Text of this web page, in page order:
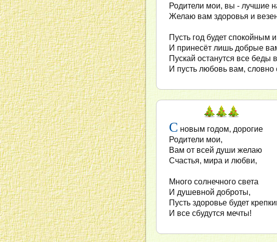
Родители мои, вы - лучшие
Желаю вам здоровья и
Пусть год будет спокойным
И принесёт лишь добрые
Пускай останутся все беды
И пусть любовь вам, словно
С новым годом, дорогие
Родители мои,
Вам от всей души желаю
Счастья, мира и любви,
Много солнечного света
И душевной доброты,
Пусть здоровье будет
И все сбудутся мечты!